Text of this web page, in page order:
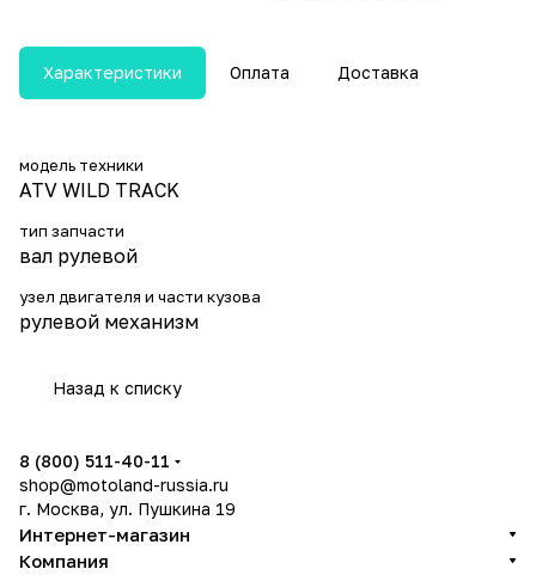
Характеристики Оплата Доставка
модель техники
ATV WILD TRACK
тип запчасти
вал рулевой
узел двигателя и части кузова
рулевой механизм
Назад к списку
8 (800) 511-40-11
shop@motoland-russia.ru
г. Москва, ул. Пушкина 19
Интернет-магазин
Компания